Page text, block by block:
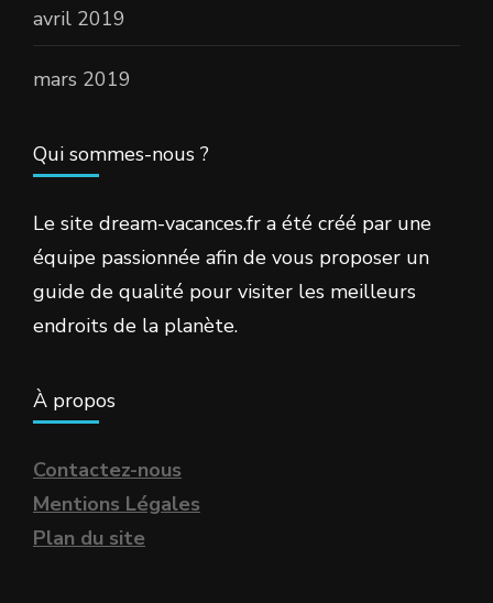
avril 2019
mars 2019
Qui sommes-nous ?
Le site dream-vacances.fr a été créé par une
équipe passionnée afin de vous proposer un
guide de qualité pour visiter les meilleurs
endroits de la planète.
À propos
Contactez-nous
Mentions Légales
Plan du site